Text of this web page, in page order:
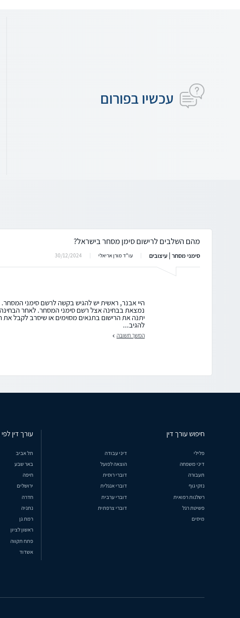
עכשיו בפורום
מהם השלבים לרישום סימן מסחר בישראל?
סימני מסחר | עיצובים עו"ד מורן אריאלי 30/12/2024
היי אבנר, ראשית יש להגיש בקשה לרשם סימני
נמצאת בבחינה אצל רשם סימני המסחר. לאחר
יתנה את הרישום בתנאים מסוימים או שיסרב לקבל את
להגיב...
המשך תשובה
חיפוש עורך דין
פלילי
דיני עבודה
דיני משפחה
הוצאה לפועל
תעבורה
דוברי רוסית
נזקי גוף
דוברי אנגלית
רשלנות רפואית
דוברי ערבית
פשיטת רגל
דוברי צרפתית
מיסים
עורך דין
תל אביב
באר שבע
חיפה
ירושלים
חדרה
נתניה
רמת גן
ראשון לציון
פתח תקווה
אשדוד